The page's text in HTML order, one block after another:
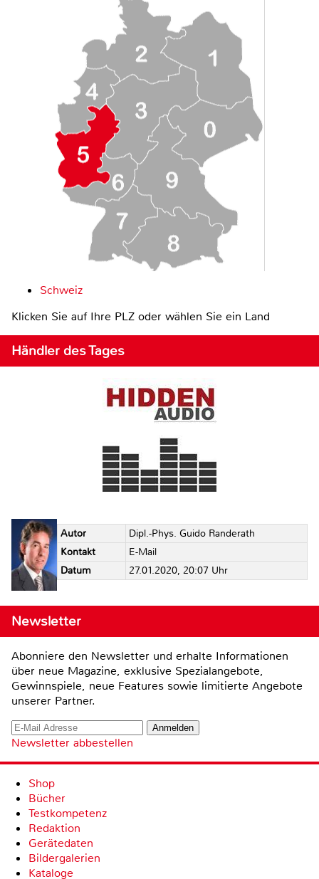
Schweiz
Klicken Sie auf Ihre PLZ oder wählen Sie ein Land
Händler des Tages
Autor
Dipl.-Phys. Guido Randerath
Kontakt
E-Mail
Datum
27.01.2020, 20:07 Uhr
Newsletter
Abonniere den Newsletter und erhalte Informationen
über neue Magazine, exklusive Spezialangebote,
Gewinnspiele, neue Features sowie limitierte Angebote
unserer Partner.
Newsletter abbestellen
Shop
Bücher
Testkompetenz
Redaktion
Gerätedaten
Bildergalerien
Kataloge